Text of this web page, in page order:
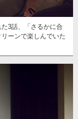
3話、「さるかに合
ーンで楽しんでいた